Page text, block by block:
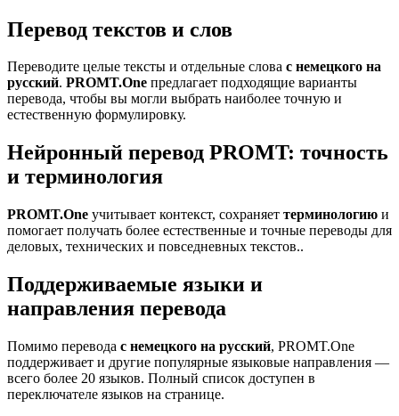
Перевод текстов и слов
Переводите целые тексты и отдельные слова с немецкого на
русский. PROMT.One предлагает подходящие варианты
перевода, чтобы вы могли выбрать наиболее точную и
естественную формулировку.
Нейронный перевод PROMT: точность
и терминология
PROMT.One учитывает контекст, сохраняет терминологию и
помогает получать более естественные и точные переводы для
деловых, технических и повседневных текстов..
Поддерживаемые языки и
направления перевода
Помимо перевода с немецкого на русский, PROMT.One
поддерживает и другие популярные языковые направления —
всего более 20 языков. Полный список доступен в
переключателе языков на странице.